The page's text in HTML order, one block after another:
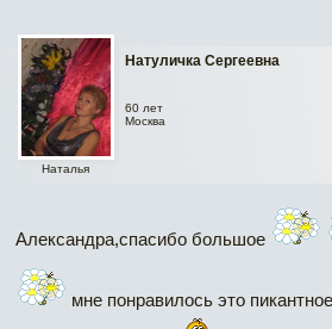
Натуличка Сергеевна
Наталья
60 лет
Москва
Александра,спасибо большое
мне понравилось это